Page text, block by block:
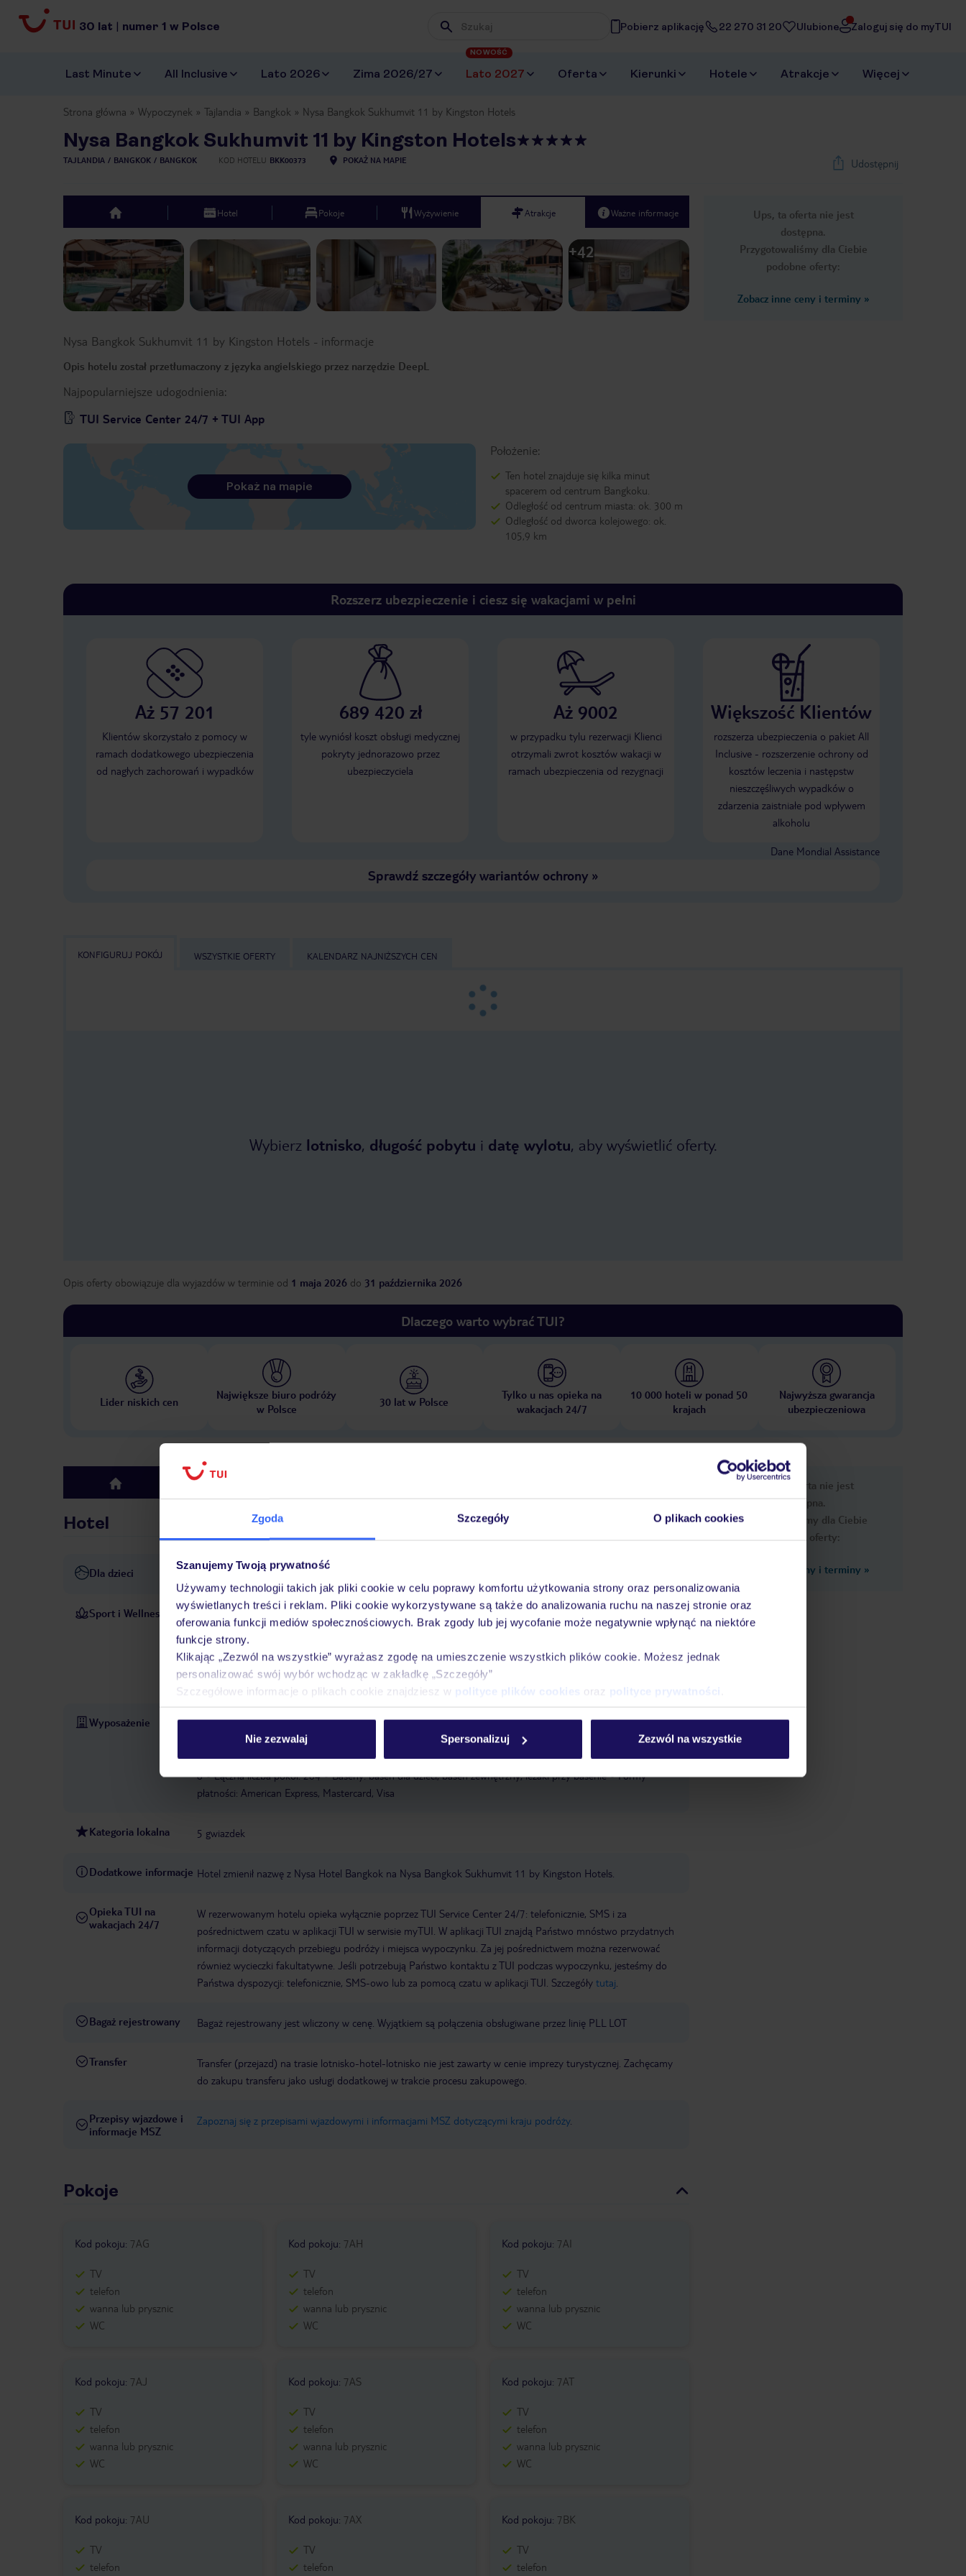
Zgoda Szczegóły O plikach cookies
Szanujemy Twoją prywatność
Używamy technologii takich jak pliki cookie w celu poprawy komfortu użytkowania strony oraz personalizowania
wyświetlanych treści i reklam. Pliki cookie wykorzystywane są także do analizowania ruchu na naszej stronie oraz
oferowania funkcji mediów społecznościowych. Brak zgody lub jej wycofanie może negatywnie wpłynąć na niektóre
funkcje strony.
Klikając „Zezwól na wszystkie” wyrażasz zgodę na umieszczenie wszystkich plików cookie. Możesz jednak
personalizować swój wybór wchodząc w zakładkę „Szczegóły”
Szczegółowe informacje o plikach cookie znajdziesz w polityce plików cookies oraz polityce prywatności
Nie zezwalaj Spersonalizuj Zezwól na wszystkie
30 lat | numer 1 w Polsce Wpisz frazę, której szukasz
Pobierz aplikację 22 270 31 20 Ulubione Zaloguj się do myTUI
Last Minute All Inclusive Lato 2026 Zima 2026/27 Lato 2027
NOWOŚĆ
Oferta Kierunki Hotele Atrakcje Więcej
Strona główna Wypoczynek Tajlandia Bangkok Nysa Bangkok Sukhumvit 11 by Kingston Hotels
Nysa Bangkok Sukhumvit 11 by Kingston Hotels
TAJLANDIA BANGKOK BANGKOK KOD HOTELU BKK00373 POKAŻ NA MAPIE Udostępnij
Ups, ta oferta nie jest
dostępna.
Przygotowaliśmy dla Ciebie
podobne oferty:
Zobacz inne ceny i terminy »
top Hotel Pokoje Wyżywienie Atrakcje Ważne informacje
Previous slide Next slide
1 /48
+42
Nysa Bangkok Sukhumvit 11 by Kingston Hotels - informacje
Opis hotelu został przetłumaczony z języka angielskiego przez narzędzie DeepL
Najpopularniejsze udogodnienia:
TUI Service Center 24/7 + TUI App
Położenie:
Ten hotel znajduje się kilka minut
spacerem od centrum Bangkoku.
Odległość od centrum miasta: ok. 300 m
Odległość od dworca kolejowego: ok.
105,9 km
Pokaż na mapie
Rozszerz ubezpieczenie i ciesz się wakacjami w pełni
Aż 57 201
Klientów skorzystało z pomocy w
ramach dodatkowego ubezpieczenia
od nagłych zachorowań i wypadków
689 420 zł
tyle wyniósł koszt obsługi medycznej
pokryty jednorazowo przez
ubezpieczyciela
Aż 9002
w przypadku tylu rezerwacji Klienci
otrzymali zwrot kosztów wakacji w
ramach ubezpieczenia od rezygnacji
Większość Klientów
rozszerza ubezpieczenia o pakiet All
Inclusive - rozszerzenie ochrony od
kosztów leczenia i następstw
nieszczęśliwych wypadków o
zdarzenia zaistniałe pod wpływem
alkoholu
Dane Mondial Assistance
Sprawdź szczegóły wariantów ochrony»
KONFIGURUJ POKÓJ WSZYSTKIE OFERTY KALENDARZ NAJNIŻSZYCH CEN
Wybierz lotnisko, długość pobytu i datę wylotu, aby wyświetlić oferty.
Opis oferty obowiązuje dla wyjazdów w terminie od 1 maja 2026 do 31 października 2026
Dlaczego warto wybrać TUI?
Lider niskich cen
Największe biuro podróży
w Polsce
30 lat w Polsce
Tylko u nas opieka na
wakacjach 24/7
10 000 hoteli w ponad 50
krajach
Najwyższa gwarancja
ubezpieczeniowa
top
Hotel
Dla dzieci Basen dla dzieci Opieka nad dziećmi: za opłatą
Sport i Wellness
Goście znajdą orzeźwiające orzeźwienie w odkrytym basenie. Na miejscu znajduje się również basen dla dzieci.
Na tarasie słonecznym dostępne są wygodne leżaki. Goście mogą delektować się orzeźwiającymi napojami w
barze przy basenie. Na miejscu organizowane są rozmaite zajęcia, w tym siłownia, aerobik, spa, sauna i
masaże. Do dyspozycji Gości jest także klub dla dzieci i klub nocny.
Aerobik Siłownia
Wyposażenie Całodobowa recepcja Parking Zameldowanie od: 15:00:00 Wymeldowanie do: 12:00:00
Sala
konferencyjna
Garaż Ogród: bezpłatny Rok otwarcia hotelu: 2023 Sejf hotelowy
hotelu
Winda Sklepik Liczba wind: 1 Obsługa pokojowa Taras słoneczny
Łączna liczba pięter:
8
Łączna liczba pokoi: 264 Baseny: basen dla dzieci, basen zewnętrzny, leżaki przy basenie
Formy
płatności: American Express, Mastercard, Visa
Kategoria lokalna 5 gwiazdek
Dodatkowe informacje Hotel zmienił nazwę z Nysa Hotel Bangkok na Nysa Bangkok Sukhumvit 11 by Kingston Hotels.
Opieka TUI na
wakacjach 24/7
W rezerwowanym hotelu opieka wyłącznie poprzez TUI Service Center 24/7: telefonicznie, SMS i za
pośrednictwem czatu w aplikacji TUI w serwisie myTUI. W aplikacji TUI znajdą Państwo mnóstwo przydatnych
informacji dotyczących przebiegu podróży i miejsca wypoczynku. Za jej pośrednictwem można rezerwować
również wycieczki fakultatywne. Jeśli potrzebują Państwo kontaktu z TUI podczas wypoczynku, jesteśmy do
Państwa dyspozycji: telefonicznie, SMS-owo lub za pomocą czatu w aplikacji TUI. Szczegóły tutaj
Bagaż rejestrowany Bagaż rejestrowany jest wliczony w cenę. Wyjątkiem są połączenia obsługiwane przez linię PLL LOT
Transfer
Transfer (przejazd) na trasie lotnisko-hotel-lotnisko nie jest zawarty w cenie imprezy turystycznej. Zachęcamy
do zakupu transferu jako usługi dodatkowej w trakcie procesu zakupowego.
Przepisy wjazdowe i
informacje MSZ
Zapoznaj się z przepisami wjazdowymi i informacjami MSZ dotyczącymi kraju podróży.
Pokoje
Kod pokoju: 7AG
TV
telefon
wanna lub prysznic
WC
Kod pokoju: 7AH
TV
telefon
wanna lub prysznic
WC
Kod pokoju: 7AI
TV
telefon
wanna lub prysznic
WC
Kod pokoju: 7AJ
TV
telefon
wanna lub prysznic
WC
Kod pokoju: 7AS
TV
telefon
wanna lub prysznic
WC
Kod pokoju: 7AT
TV
telefon
wanna lub prysznic
WC
Kod pokoju: 7AU
TV
telefon
Kod pokoju: 7AX
TV
telefon
Kod pokoju: 7BK
TV
telefon
Ups, ta oferta nie jest
dostępna.
Przygotowaliśmy dla Ciebie
podobne oferty:
Zobacz inne ceny i terminy »